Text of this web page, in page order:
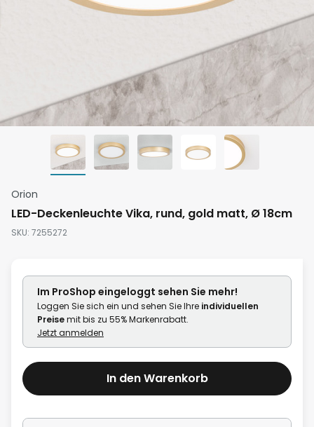
der
Bildgalerie
Orion
LED-Deckenleuchte Vika, rund, gold matt, Ø 18cm
SKU 7255272
Im ProShop eingeloggt sehen Sie mehr!
Loggen Sie sich ein und sehen Sie Ihre individuellen
Preisemit bis zu 55% Markenrabatt.
Jetzt anmelden
In den Warenkorb